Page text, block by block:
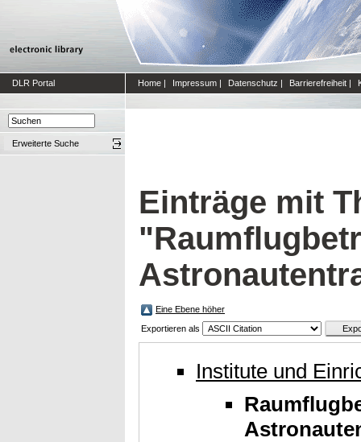
DLR Portal Home | Impressum | Datenschutz | Barrierefreiheit |
Erweiterte Suche
Einträge mit
Eine Ebene höher
Exportieren als
Institute und